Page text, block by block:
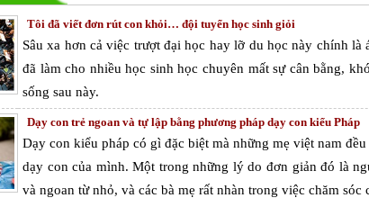
Tôi đã viết đơn rút con khỏi… đội tuyển học sinh giỏi
Sâu xa hơn cả việc trượt đại học hay lỡ du học này chính là
đã làm cho nhiều học sinh học chuyên mất sự cân bằng,
sống sau này.
Dạy con trẻ ngoan và tự lập bằng phương pháp dạy con kiểu Pháp
Dạy con kiểu pháp có gì đặc biệt mà những mẹ việt nam
dạy con của mình. Một trong những lý do đơn giản đó là
và ngoan từ nhỏ, và các bà mẹ rất nhàn trong việc chăm sóc